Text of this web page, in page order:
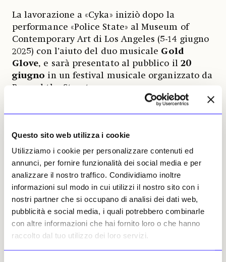
Questo sito web utilizza i cookie
Utilizziamo i cookie per personalizzare contenuti ed
annunci, per fornire funzionalità dei social media e per
analizzare il nostro traffico. Condividiamo inoltre
informazioni sul modo in cui utilizzi il nostro sito con i
nostri partner che si occupano di analisi dei dati web,
pubblicità e social media, i quali potrebbero combinarle
con altre informazioni che hai fornito loro o che hanno
raccolto dal tuo utilizzo dei loro servizi.
La lavorazione a «Cyka» iniziò dopo la
performance «Police State» al Museum of
Contemporary Art di Los Angeles (5-14 giugno
2025) con l’aiuto del duo musicale Gold
Glove, e sarà presentato al pubblico il 20
giugno in un festival musicale organizzato da
Beyond the Streets.
Redazione